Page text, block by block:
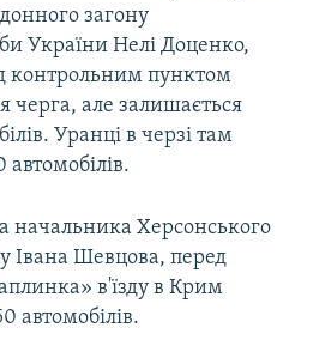
загону
України Нелі Доценко,
контрольним пунктом
але залишається
Уранці в черзі там
начальника Херсонського
Івана Шевцова, перед
в'їзду в Крим
автомобілів.